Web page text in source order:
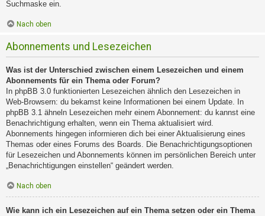
Suchmaske ein.
Nach oben
Abonnements und Lesezeichen
Was ist der Unterschied zwischen einem Lesezeichen und einem
Abonnements für ein Thema oder Forum?
In phpBB 3.0 funktionierten Lesezeichen ähnlich den Lesezeichen in
Web-Browsern: du bekamst keine Informationen bei einem Update. In
phpBB 3.1 ähneln Lesezeichen mehr einem Abonnement: du kannst eine
Benachrichtigung erhalten, wenn ein Thema aktualisiert wird.
Abonnements hingegen informieren dich bei einer Aktualisierung eines
Themas oder eines Forums des Boards. Die Benachrichtigungsoptionen
für Lesezeichen und Abonnements können im persönlichen Bereich unter
„Benachrichtigungen einstellen“ geändert werden.
Nach oben
Wie kann ich ein Lesezeichen auf ein Thema setzen oder ein Thema